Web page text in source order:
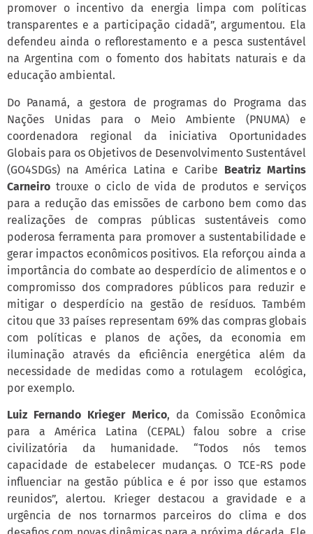
promover o incentivo da energia limpa com políticas
transparentes e a participação cidadã”, argumentou. Ela
defendeu ainda o reflorestamento e a pesca sustentável
na Argentina com o fomento dos habitats naturais e da
educação ambiental.
Do Panamá, a gestora de programas do Programa das
Nações Unidas para o Meio Ambiente (PNUMA) e
coordenadora regional da iniciativa Oportunidades
Globais para os Objetivos de Desenvolvimento Sustentável
(GO4SDGs) na América Latina e Caribe Beatriz Martins
Carneiro trouxe o ciclo de vida de produtos e serviços
para a redução das emissões de carbono bem como das
realizações de compras públicas sustentáveis como
poderosa ferramenta para promover a sustentabilidade e
gerar impactos econômicos positivos. Ela reforçou ainda a
importância do combate ao desperdício de alimentos e o
compromisso dos compradores públicos para reduzir e
mitigar o desperdício na gestão de resíduos. Também
citou que 33 países representam 69% das compras globais
com políticas e planos de ações, da economia em
iluminação através da eficiência energética além da
necessidade de medidas como a rotulagem ecológica,
por exemplo.
Luiz Fernando Krieger Merico, da Comissão Econômica
para a América Latina (CEPAL) falou sobre a crise
civilizatória da humanidade. “Todos nós temos
capacidade de estabelecer mudanças. O TCE-RS pode
influenciar na gestão pública e é por isso que estamos
reunidos”, alertou. Krieger destacou a gravidade e a
urgência de nos tornarmos parceiros do clima e dos